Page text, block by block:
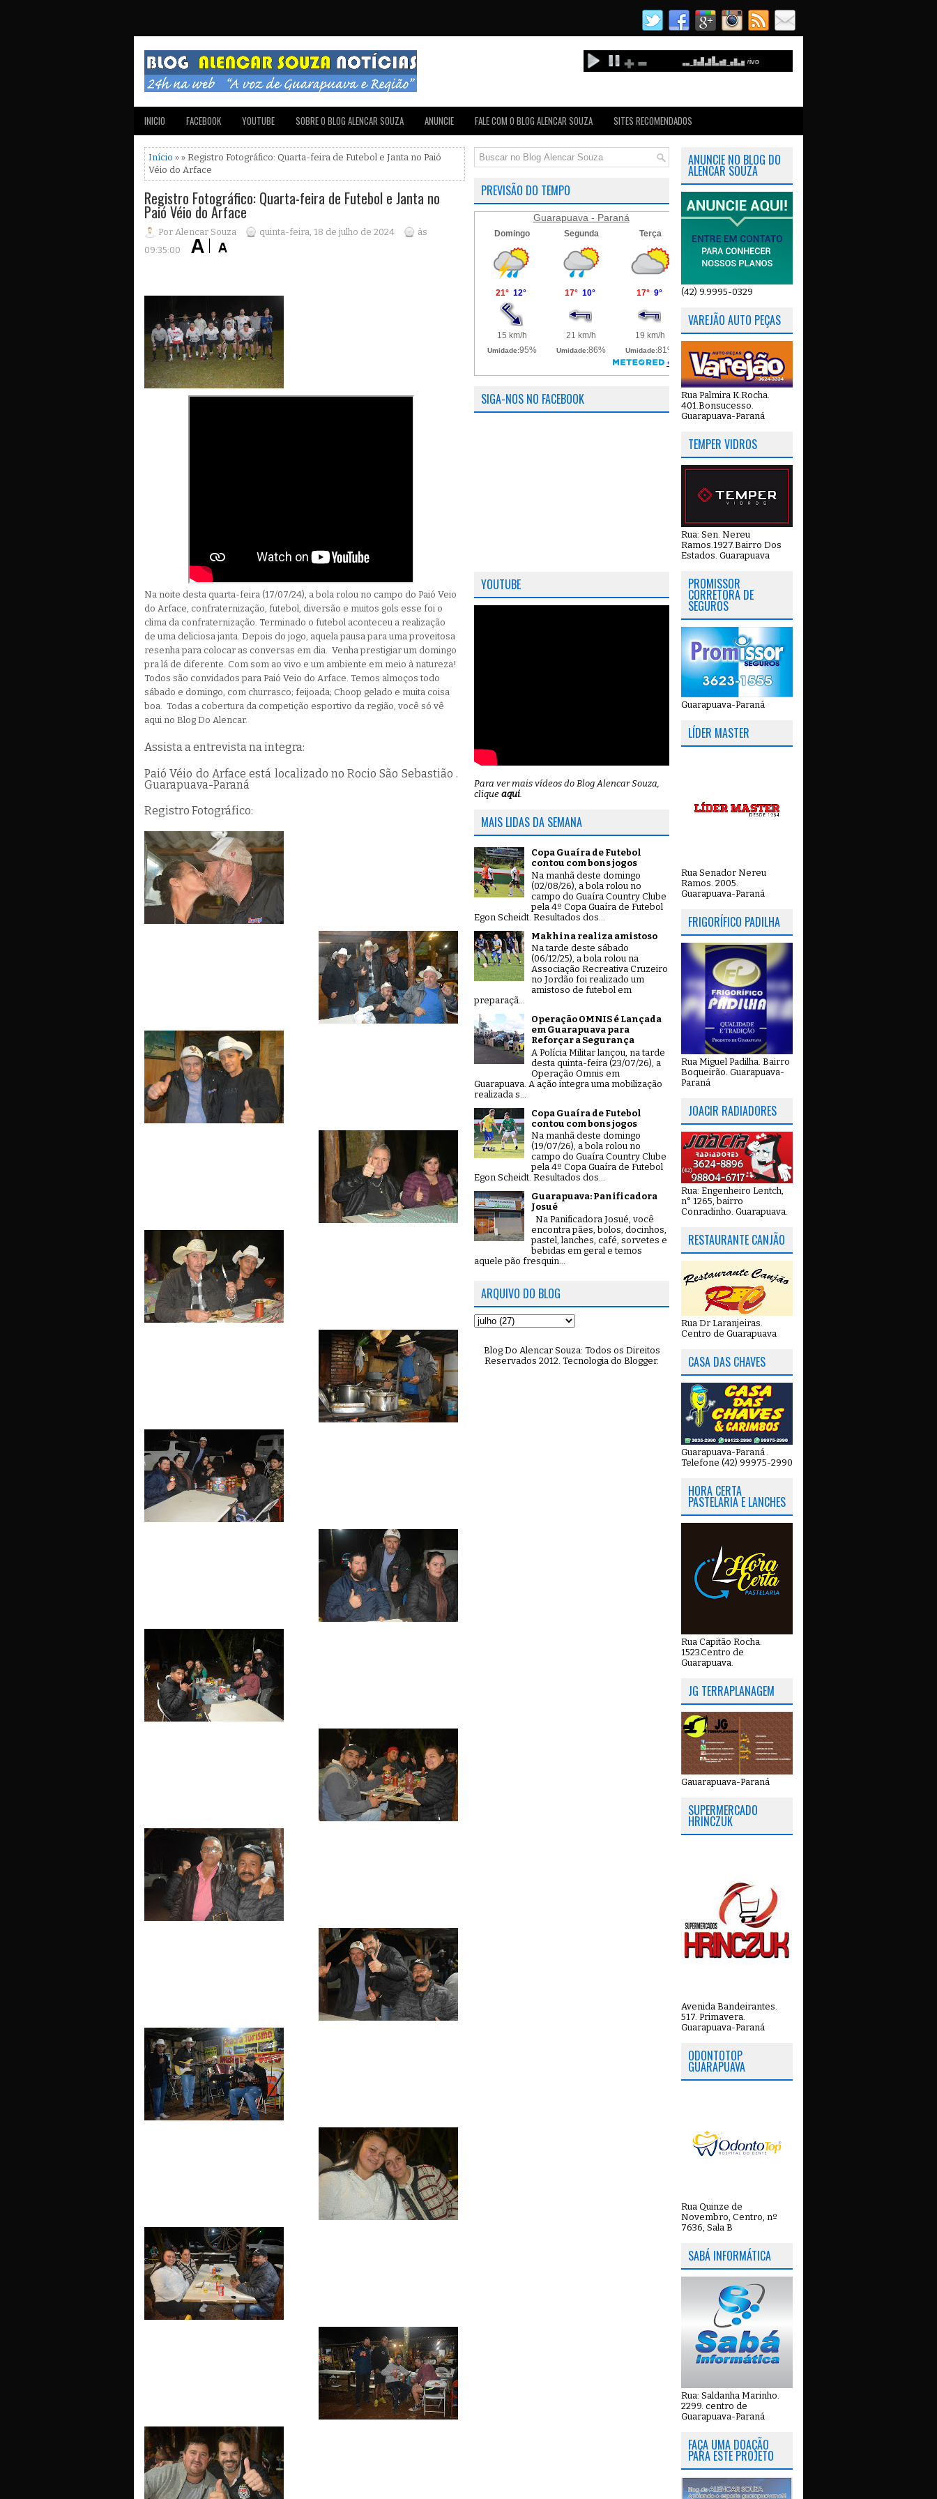
INICIO FACEBOOK YOUTUBE SOBRE O BLOG ALENCAR SOUZA ANUNCIE FALE COM O BLOG ALENCAR SOUZA SITES RECOMENDADOS
Início » » Registro Fotográfico: Quarta-feira de Futebol e Janta no Paió
Véio do Arface
Registro Fotográfico: Quarta-feira de Futebol e Janta no
Paió Véio do Arface
Por Alencar Souza quinta-feira, 18 de julho de 2024
às
09:35:00
Na noite desta quarta-feira (17/07/24), a bola rolou no campo do Paió Veio
do Arface, confraternização, futebol, diversão e muitos gols esse foi o
clima da confraternização. Terminado o futebol aconteceu a realização
de uma deliciosa janta. Depois do jogo, aquela pausa para uma proveitosa
resenha para colocar as conversas em dia. Venha prestigiar um domingo
pra lá de diferente. Com som ao vivo e um ambiente em meio à natureza!
Todos são convidados para Paió Veio do Arface. Temos almoços todo
sábado e domingo, com churrasco; feijoada; Choop gelado e muita coisa
boa. Todas a cobertura da competição esportivo da região, você só vê
aqui no Blog Do Alencar.
Assista a entrevista na integra:
Paió Véio do Arface está localizado no Rocio São Sebastião .
Guarapuava-Paraná
Registro Fotográfico:
PREVISÃO DO TEMPO
Guarapuava - Paraná
SIGA-NOS NO FACEBOOK
YOUTUBE
Para ver mais vídeos do Blog Alencar Souza,
clique aqui.
MAIS LIDAS DA SEMANA
Copa Guaíra de Futebol
contou com bons jogos
Na manhã deste domingo
(02/08/26), a bola rolou no
campo do Guaíra Country Clube
pela 4º Copa Guaíra de Futebol
Egon Scheidt. Resultados dos...
Makhina realiza amistoso
Na tarde deste sábado
(06/12/25), a bola rolou na
Associação Recreativa Cruzeiro
no Jordão foi realizado um
amistoso de futebol em
preparaçã...
Operação OMNIS é Lançada
em Guarapuava para
Reforçar a Segurança
A Polícia Militar lançou, na tarde
desta quinta-feira (23/07/26), a
Operação Omnis em
Guarapuava. A ação integra uma mobilização
realizada s...
Copa Guaíra de Futebol
contou com bons jogos
Na manhã deste domingo
(19/07/26), a bola rolou no
campo do Guaíra Country Clube
pela 4º Copa Guaíra de Futebol
Egon Scheidt. Resultados dos...
Guarapuava: Panificadora
Josué
Na Panificadora Josué, você
encontra pães, bolos, docinhos,
pastel, lanches, café, sorvetes e
bebidas em geral e temos
aquele pão fresquin...
ARQUIVO DO BLOG
Blog Do Alencar Souza: Todos os Direitos
Reservados 2012. Tecnologia do Blogger.
ANUNCIE NO BLOG DO
ALENCAR SOUZA
(42) 9.9995-0329
VAREJÃO AUTO PEÇAS
Rua Palmira K.Rocha.
401.Bonsucesso.
Guarapuava-Paraná
TEMPER VIDROS
Rua: Sen. Nereu
Ramos.1927.Bairro Dos
Estados. Guarapuava
PROMISSOR
CORRETORA DE
SEGUROS
Guarapuava-Paraná
LÍDER MASTER
Rua Senador Nereu
Ramos. 2005.
Guarapuava-Paraná
FRIGORÍFICO PADILHA
Rua Miguel Padilha. Bairro
Boqueirão. Guarapuava-
Paraná
JOACIR RADIADORES
Rua: Engenheiro Lentch,
n° 1265, bairro
Conradinho. Guarapuava.
RESTAURANTE CANJÃO
Rua Dr Laranjeiras.
Centro de Guarapuava
CASA DAS CHAVES
Guarapuava-Paraná .
Telefone (42) 99975-2990
HORA CERTA
PASTELARIA E LANCHES
Rua Capitão Rocha.
1523.Centro de
Guarapuava.
JG TERRAPLANAGEM
Gauarapuava-Paraná
SUPERMERCADO
HRINCZUK
Avenida Bandeirantes.
517. Primavera.
Guarapuava-Paraná
ODONTOTOP
GUARAPUAVA
Rua Quinze de
Novembro, Centro, nº
7636, Sala B
SABÁ INFORMÁTICA
Rua: Saldanha Marinho.
2299. centro de
Guarapuava-Paraná
FAÇA UMA DOAÇÃO
PARA ESTE PROJETO